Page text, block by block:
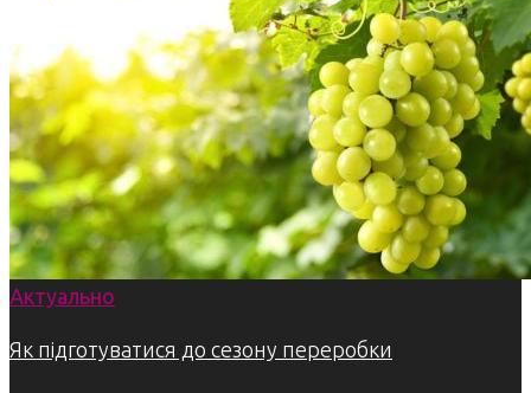
Актуально
Як підготуватися до сезону переробки